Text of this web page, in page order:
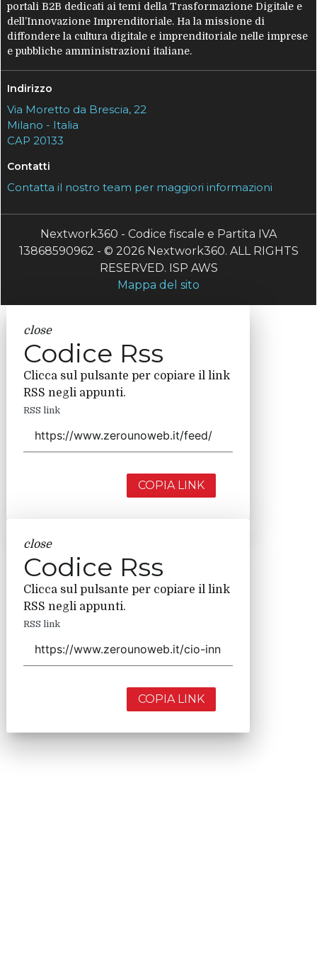
portali B2B dedicati ai temi della Trasformazione Digitale e
dell’Innovazione Imprenditoriale. Ha la missione di
diffondere la cultura digitale e imprenditoriale nelle imprese
e pubbliche amministrazioni italiane.
Indirizzo
Via Moretto da Brescia, 22
Milano - Italia
CAP 20133
Contatti
Contatta il nostro team per maggiori informazioni
Nextwork360 - Codice fiscale e Partita IVA
13868590962 - © 2026 Nextwork360. ALL RIGHTS
RESERVED. ISP AWS
Mappa del sito
close
Codice Rss
Clicca sul pulsante per copiare il link
RSS negli appunti.
RSS link
COPIA LINK
close
Codice Rss
Clicca sul pulsante per copiare il link
RSS negli appunti.
RSS link
COPIA LINK